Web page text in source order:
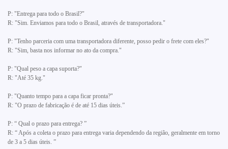
P: "Entrega para todo o Brasil?"
R: "Sim. Enviamos para todo o Brasil, através de transportadora."
P: "Tenho parceria com uma transportadora diferente, posso pedir o frete com eles?"
R: "Sim, basta nos informar no ato da compra."
P: "Qual peso a capa suporta?"
R: "Até 35 kg."
P: "Quanto tempo para a capa ficar pronta?"
R: "O prazo de fabricação é de até 15 dias úteis.”
P: “ Qual o prazo para entrega? ”
R: “ Após a coleta o prazo para entrega varia dependendo da região, geralmente em torno
de 3 a 5 dias úteis. ”